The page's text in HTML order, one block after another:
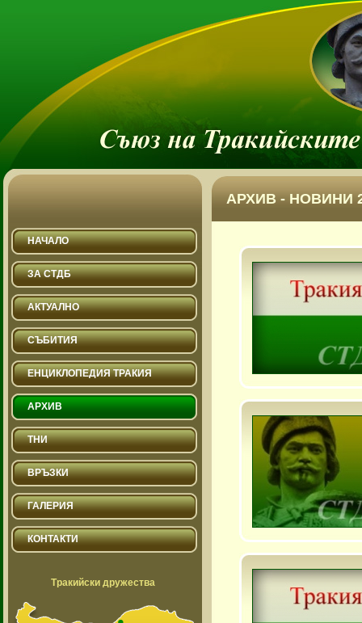
АРХИВ - НОВИНИ
НАЧАЛО
ЗА СТДБ
АКТУАЛНО
СЪБИТИЯ
ЕНЦИКЛОПЕДИЯ ТРАКИЯ
АРХИВ
ТНИ
ВРЪЗКИ
ГАЛЕРИЯ
КОНТАКТИ
Тракийски дружества